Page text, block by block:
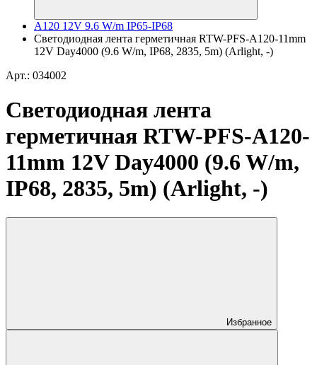
A120 12V 9.6 W/m IP65-IP68
Светодиодная лента герметичная RTW-PFS-A120-11mm
12V Day4000 (9.6 W/m, IP68, 2835, 5m) (Arlight, -)
Арт.: 034002
Светодиодная лента
герметичная RTW-PFS-A120-
11mm 12V Day4000 (9.6 W/m,
IP68, 2835, 5m) (Arlight, -)
Избранное